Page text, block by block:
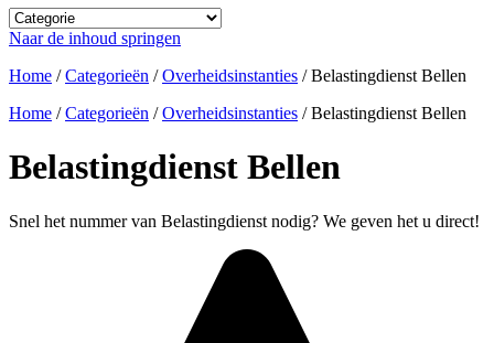
Naar de inhoud springen
Home /Categorieën /Overheidsinstanties /Belastingdienst Bellen
Home /Categorieën /Overheidsinstanties /Belastingdienst Bellen
Belastingdienst Bellen
Snel het nummer van Belastingdienst nodig? We geven het u direct!